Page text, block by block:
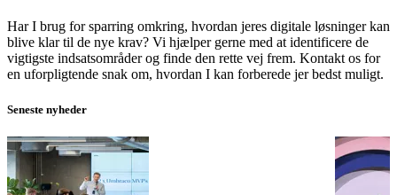
Har I brug for sparring omkring, hvordan jeres digitale løsninger kan
blive klar til de nye krav? Vi hjælper gerne med at identificere de
vigtigste indsatsområder og finde den rette vej frem. Kontakt os for
en uforpligtende snak om, hvordan I kan forberede jer bedst muligt.
Seneste nyheder